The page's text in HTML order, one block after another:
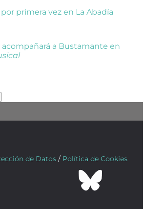
primera vez en La Abadía
a Bustamante en
de Datos / Política de Cookies